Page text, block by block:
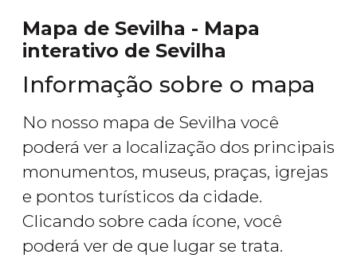
Mapa de Sevilha - Mapa
interativo de Sevilha
Informação sobre o mapa
No nosso mapa de Sevilha você
poderá ver a localização dos principais
monumentos, museus, praças, igrejas
e pontos turísticos da cidade.
Clicando sobre cada ícone, você
poderá ver de que lugar se trata.